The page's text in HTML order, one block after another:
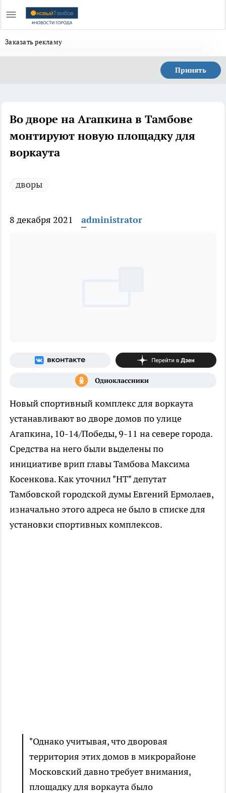
Заказать рекламу
Принять
Во дворе на Агапкина в Тамбове
монтируют новую площадку для
воркаута
дворы
8 декабря 2021 administrator
Новый спортивный комплекс для воркаута
устанавливают во дворе домов по улице
Агапкина, 10-14/Победы, 9-11 на севере города.
Средства на него были выделены по
инициативе врип главы Тамбова Максима
Косенкова. Как уточнил "НТ" депутат
Тамбовской городской думы Евгений Ермолаев,
изначально этого адреса не было в списке для
установки спортивных комплексов.
"Однако учитывая, что дворовая
территория этих домов в микрорайоне
Московский давно требует внимания,
площадку для воркаута было